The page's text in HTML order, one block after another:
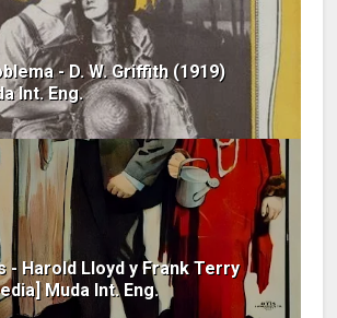
- D. W. Griffith (1919)
Int. Eng.
- Harold Lloyd y Frank Terry
Muda Int. Eng.